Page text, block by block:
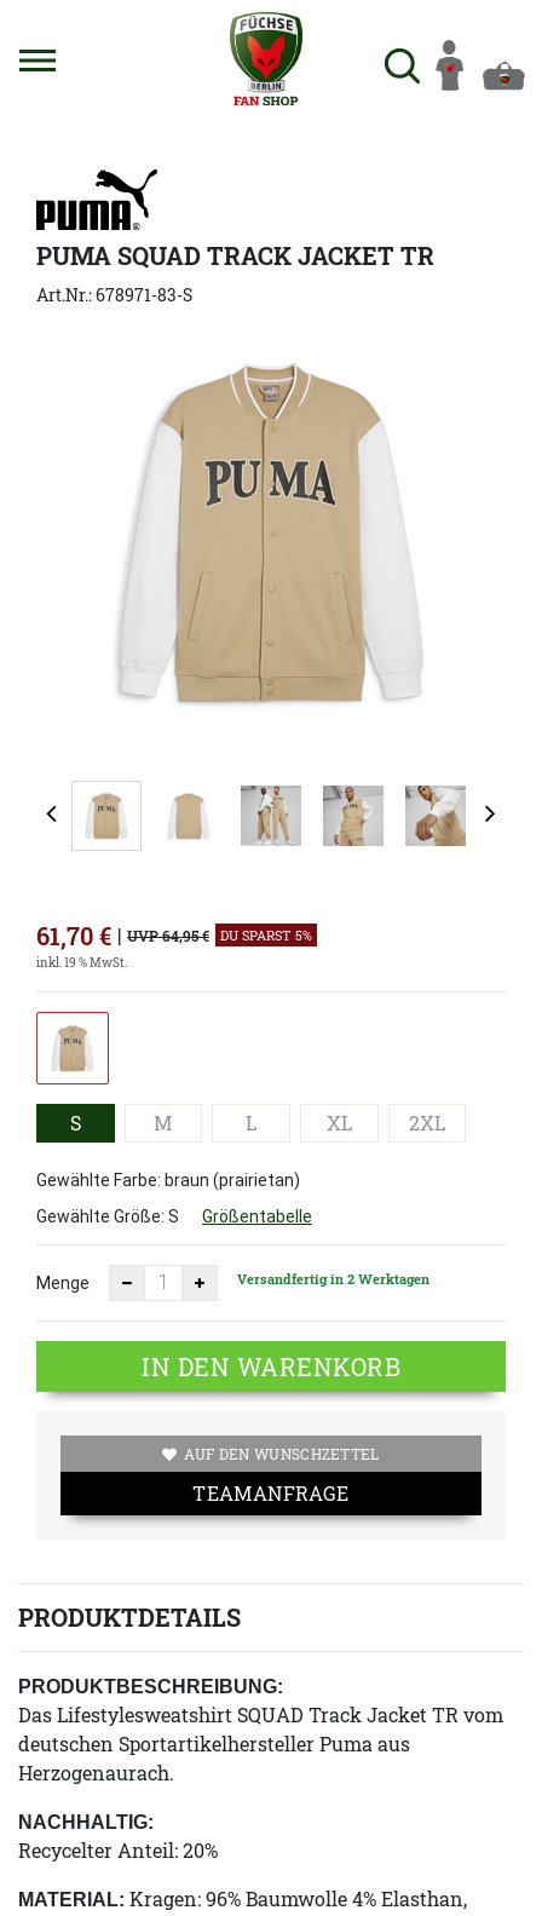
PUMA SQUAD TRACK JACKET TR
Art.Nr.: 678971-83-S
61,70€ | UVP 64,95 € DU SPARST 5%
inkl. 19 % MwSt.
S M L XL 2XL
Gewählte Farbe: braun (prairietan)
Gewählte Größe: S Größentabelle
Menge Versandfertig in 2 Werktagen
IN DEN WARENKORB
AUF DEN WUNSCHZETTEL
TEAMANFRAGE
PRODUKTDETAILS
PRODUKTBESCHREIBUNG:
Das Lifestylesweatshirt SQUAD Track Jacket TR vom
deutschen Sportartikelhersteller Puma aus
Herzogenaurach.
NACHHALTIG:
Recycelter Anteil: 20%
MATERIAL: Kragen: 96% Baumwolle 4% Elasthan,